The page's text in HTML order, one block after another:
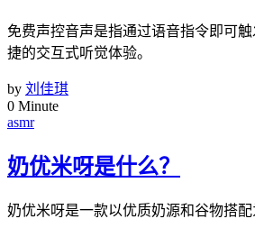
免费声控音声是指通过语音指令即可
捷的交互式听觉体验。
by 刘佳琪
0 Minute
asmr
奶优米呀是什么？
奶优米呀是一款以优质奶源和谷物搭